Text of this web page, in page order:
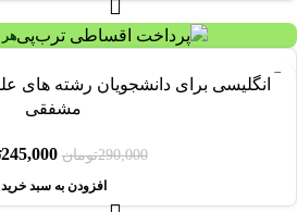
مشفقی
290,000تومان 245,000
افزودن به سبد خرید